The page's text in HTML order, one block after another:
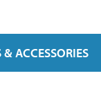
ACCESSORIES